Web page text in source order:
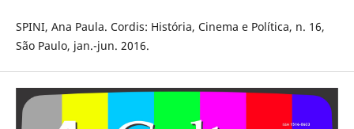
SPINI, Ana Paula. Cordis: História, Cinema e Política, n. 16,
São Paulo, jan.-jun. 2016.